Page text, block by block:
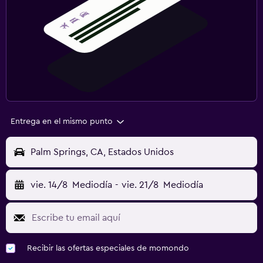
Entrega en el mismo punto
Palm Springs, CA, Estados Unidos
vie. 14/8 Mediodía - vie. 21/8 Mediodía
Recibir las ofertas especiales de momondo